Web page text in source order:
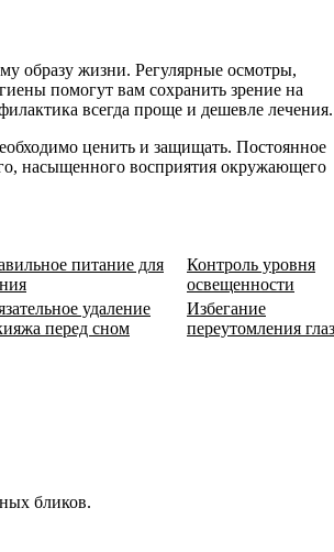
образу жизни. Регулярные осмотры,
помогут вам сохранить зрение на
всегда проще и дешевле лечения.
ценить и защищать. Постоянное
насыщенного восприятия окружающего
питание для
Контроль уровня
освещенности
удаление
перед сном
Избегание
переутомления глаз
бликов.